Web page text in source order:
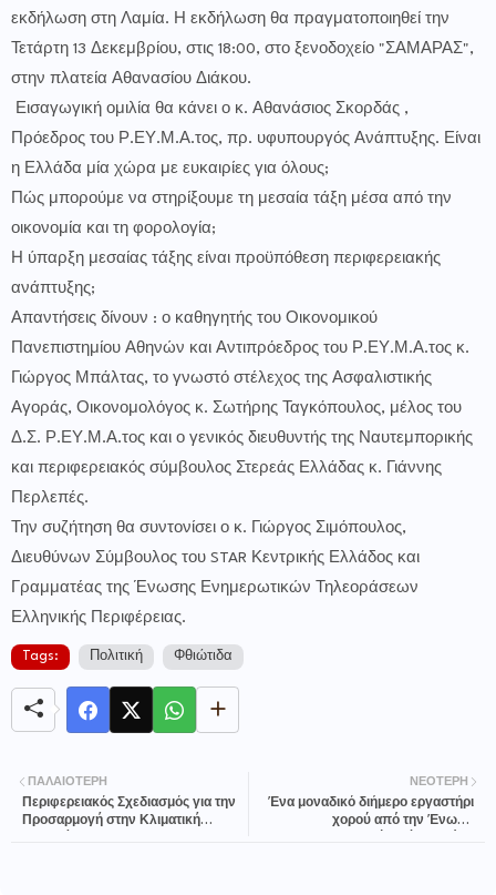
εκδήλωση στη Λαμία. Η εκδήλωση θα πραγματοποιηθεί την
Τετάρτη 13 Δεκεμβρίου, στις 18:00, στο ξενοδοχείο "ΣΑΜΑΡΑΣ",
στην πλατεία Αθανασίου Διάκου.
Εισαγωγική ομιλία θα κάνει ο κ. Αθανάσιος Σκορδάς ,
Πρόεδρος του Ρ.ΕΥ.Μ.Α.τος, πρ. υφυπουργός Ανάπτυξης. Είναι
η Ελλάδα μία χώρα με ευκαιρίες για όλους;
Πώς μπορούμε να στηρίξουμε τη μεσαία τάξη μέσα από την
οικονομία και τη φορολογία;
Η ύπαρξη μεσαίας τάξης είναι προϋπόθεση περιφερειακής
ανάπτυξης;
Απαντήσεις δίνουν : ο καθηγητής του Οικονομικού
Πανεπιστημίου Αθηνών και Αντιπρόεδρος του Ρ.ΕΥ.Μ.Α.τος κ.
Γιώργος Μπάλτας, το γνωστό στέλεχος της Ασφαλιστικής
Αγοράς, Οικονομολόγος κ. Σωτήρης Ταγκόπουλος, μέλος του
Δ.Σ. Ρ.ΕΥ.Μ.Α.τος και ο γενικός διευθυντής της Ναυτεμπορικής
και περιφερειακός σύμβουλος Στερεάς Ελλάδας κ. Γιάννης
Περλεπές.
Την συζήτηση θα συντονίσει ο κ. Γιώργος Σιμόπουλος,
Διευθύνων Σύμβουλος του STAR Κεντρικής Ελλάδος και
Γραμματέας της Ένωσης Ενημερωτικών Τηλεοράσεων
Ελληνικής Περιφέρειας.
Tags: Πολιτική Φθιώτιδα
ΝΕΌΤΕΡΗ
Ένα μοναδικό διήμερο εργαστήρι
χορού από την Ένωση
ΠΑΛΑΙΌΤΕΡΗ
Περιφερειακός Σχεδιασμός για την
Προσαρμογή στην Κλιματική